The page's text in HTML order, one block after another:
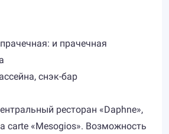
и прачечная
снэк-бар
ресторан «Daphne»,
carte «Mesogios». Возможность